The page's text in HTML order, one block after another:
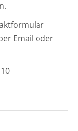
Email oder